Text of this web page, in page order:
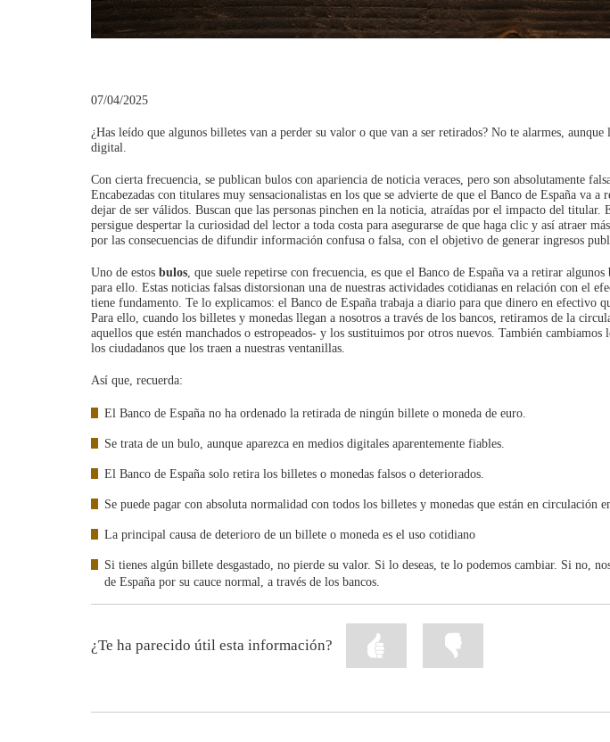
07/04/2025
¿Has leído que algunos billetes van a perder su valor o que van a ser retirados? No te alarmes,
digital.
Con cierta frecuencia, se publican bulos con apariencia de noticia veraces, pero son absolutamente
Encabezadas con titulares muy sensacionalistas en los que se advierte de que el Banco de España va
dejar de ser válidos. Buscan que las personas pinchen en la noticia, atraídas por el impacto del titular.
persigue despertar la curiosidad del lector a toda costa para asegurarse de que haga clic y así atraer
por las consecuencias de difundir información confusa o falsa, con el objetivo de generar ingresos
Uno de estos bulos, que suele repetirse con frecuencia, es que el Banco de España va a retirar
para ello. Estas noticias falsas distorsionan una de nuestras actividades cotidianas en relación con el
tiene fundamento. Te lo explicamos: el Banco de España trabaja a diario para que dinero en efectivo
Para ello, cuando los billetes y monedas llegan a nosotros a través de los bancos, retiramos de la
aquellos que estén manchados o estropeados- y los sustituimos por otros nuevos. También cambiamos
los ciudadanos que los traen a nuestras ventanillas.
Así que, recuerda:
El Banco de España no ha ordenado la retirada de ningún billete o moneda de euro.
Se trata de un bulo, aunque aparezca en medios digitales aparentemente fiables.
El Banco de España solo retira los billetes o monedas falsos o deteriorados.
Se puede pagar con absoluta normalidad con todos los billetes y monedas que están en circulación
La principal causa de deterioro de un billete o moneda es el uso cotidiano
Si tienes algún billete desgastado, no pierde su valor. Si lo deseas, te lo podemos cambiar. Si no,
de España por su cauce normal, a través de los bancos.
¿Te ha parecido útil esta información?
Marcar
información